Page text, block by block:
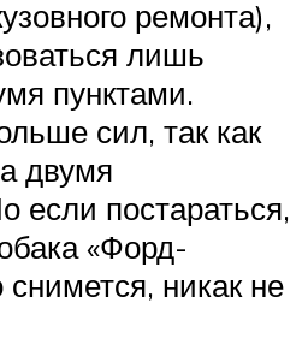
ремонта),
лишь
пунктами.
сил, так как
двумя
если постараться,
«Форд-
снимется, никак не